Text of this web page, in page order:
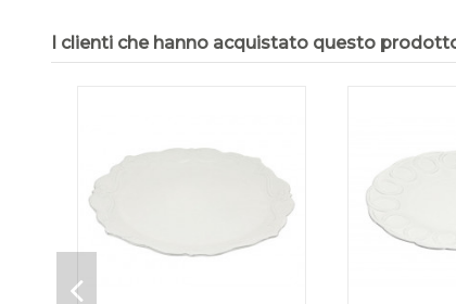
I clienti che hanno acquistato questo